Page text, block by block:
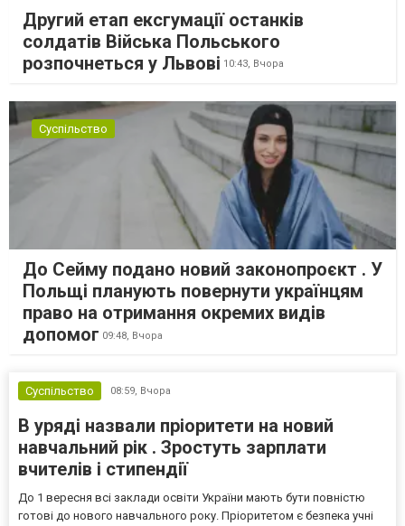
Другий етап ексгумації останків
солдатів Війська Польського
розпочнеться у Львові 10:43, Вчора
Суспільство
До Сейму подано новий законопроєкт . У
Польщі планують повернути українцям
право на отримання окремих видів
допомог 09:48, Вчора
Суспільство 08:59, Вчора
В уряді назвали пріоритети на новий
навчальний рік . Зростуть зарплати
вчителів і стипендії
До 1 вересня всі заклади освіти України мають бути повністю
готові до нового навчального року. Пріоритетом є безпека учні